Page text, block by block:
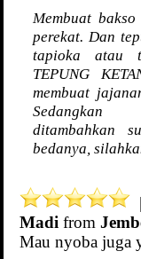
Membuat
perekat. Dan
tapioka atau
TEPUNG
membuat
Sedangkan
ditambahkan
bedanya,
Madi from
Mau nyoba juga